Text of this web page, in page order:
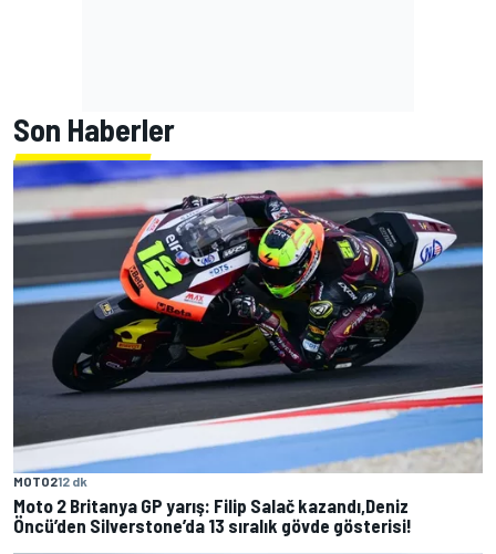
Son Haberler
MOTO212 dk
Moto 2 Britanya GP yarış: Filip Salač kazandı,Deniz
Öncü’den Silverstone’da 13 sıralık gövde gösterisi!